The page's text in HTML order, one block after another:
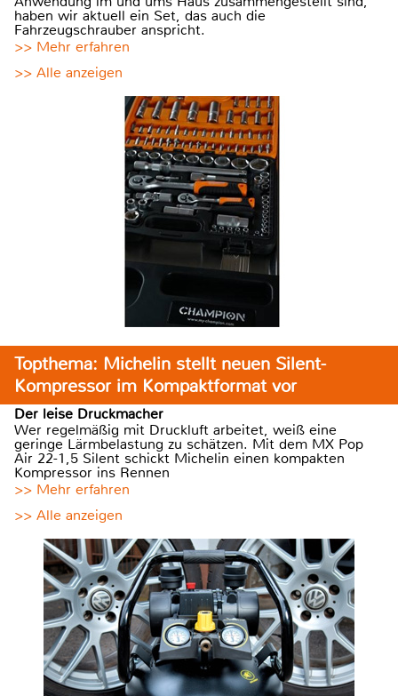
haben wir aktuell ein Set, das auch die
Fahrzeugschrauber anspricht.
>> Mehr erfahren
>> Alle anzeigen
Topthema: Michelin stellt neuen Silent-
Kompressor im Kompaktformat vor
Der leise Druckmacher
Wer regelmäßig mit Druckluft arbeitet, weiß eine
geringe Lärmbelastung zu schätzen. Mit dem MX Pop
Air 22-1,5 Silent schickt Michelin einen kompakten
Kompressor ins Rennen
>> Mehr erfahren
>> Alle anzeigen